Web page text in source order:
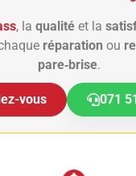
, la qualité et la
réparation ou
pare‑brise.
vous 071